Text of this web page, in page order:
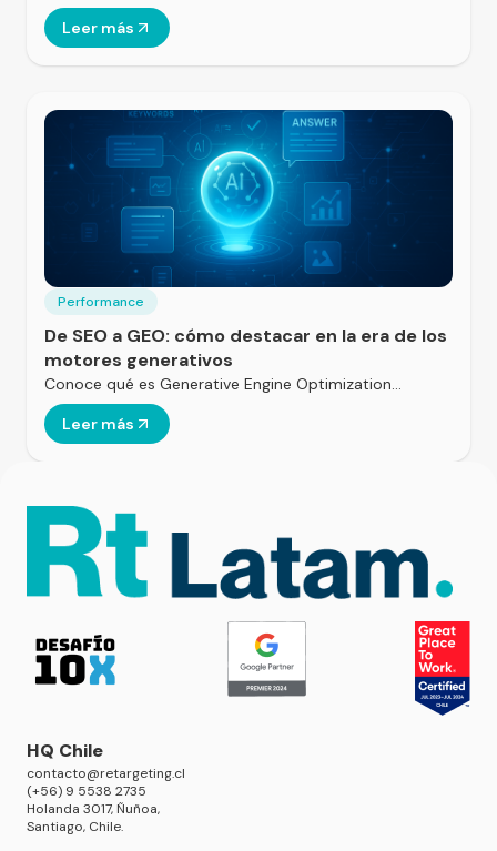
Leer más
Performance
De SEO a GEO: cómo destacar en la era de los
motores generativos
Conoce qué es Generative Engine Optimization…
Leer más
HQ Chile
contacto@retargeting.cl
(+56) 9 5538 2735
Holanda 3017, Ñuñoa,
Santiago, Chile.